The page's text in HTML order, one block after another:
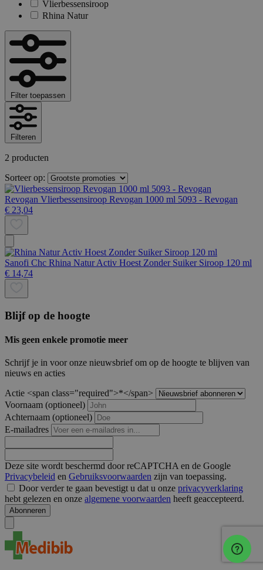
Vlierbessensiroop
Rhina Natur
Filter toepassen
Filteren
2 producten
Sorteer op:
Revogan Vlierbessensiroop Revogan 1000 ml 5093 - Revogan
€ 23,04
Sanofi Chc Rhina Natur Activ Hoest Zonder Suiker Siroop 120 ml
€ 14,74
Blijf op de hoogte
Mis geen enkele promotie meer
Schrijf je in voor onze nieuwsbrief om op de hoogte te blijven van
nieuws en acties
Actie <span class="required">*</span>
Voornaam (optioneel)
Achternaam (optioneel)
E-mailadres
Deze site wordt beschermd door reCAPTCHA en de Google
Privacybeleid en Gebruiksvoorwaarden zijn van toepassing.
Door verder te gaan bevestigt u dat u onze privacyverklaring
hebt gelezen en onze algemene voorwaarden heeft geaccepteerd.
Abonneren